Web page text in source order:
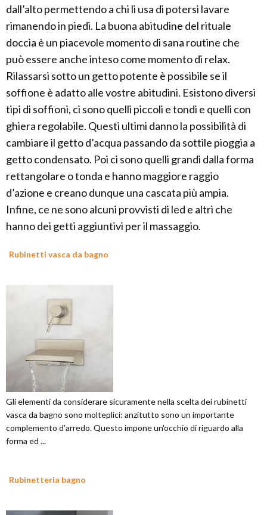
dall’alto permettendo a chi li usa di potersi lavare
rimanendo in piedi. La buona abitudine del rituale
doccia è un piacevole momento di sana routine che
può essere anche inteso come momento di relax.
Rilassarsi sotto un getto potente è possibile se il
soffione è adatto alle vostre abitudini. Esistono diversi
tipi di soffioni, ci sono quelli piccoli e tondi e quelli con
ghiera regolabile. Questi ultimi danno la possibilità di
cambiare il getto d’acqua passando da sottile pioggia a
getto condensato. Poi ci sono quelli grandi dalla forma
rettangolare o tonda e hanno maggiore raggio
d’azione e creano dunque una cascata più ampia.
Infine, ce ne sono alcuni provvisti di led e altri che
hanno dei getti aggiuntivi per il massaggio.
Rubinetti vasca da bagno
Gli elementi da considerare sicuramente nella scelta dei rubinetti
vasca da bagno sono molteplici: anzitutto sono un importante
complemento d'arredo. Questo impone un'occhio di riguardo alla
forma ed ...
Rubinetteria bagno